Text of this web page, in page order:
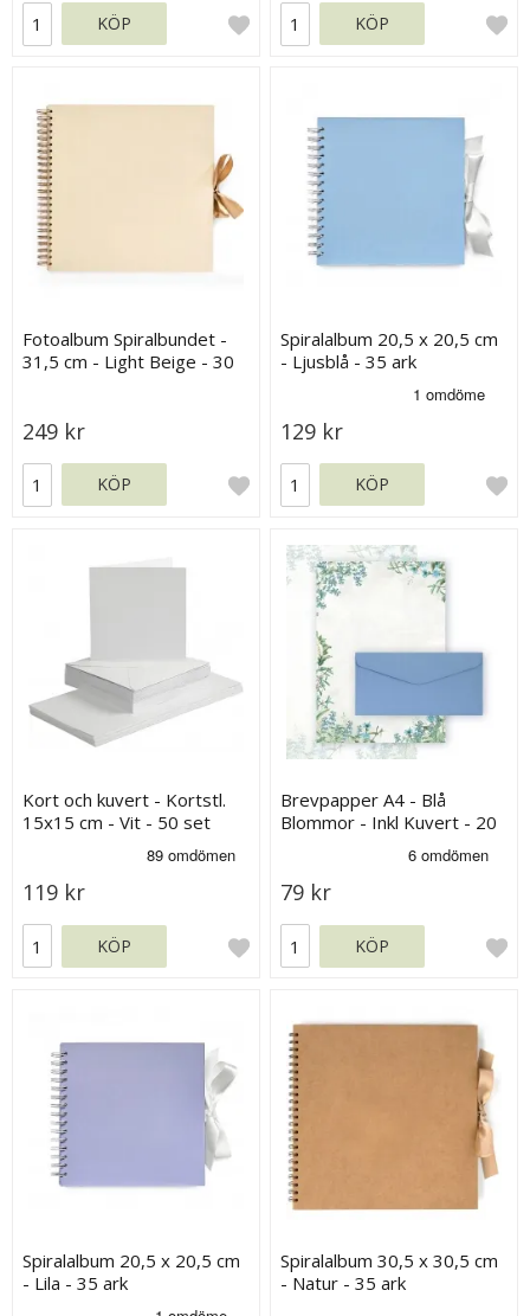
KÖP KÖP
Fotoalbum Spiralbundet -
31,5 cm - Light Beige - 30
249 kr
KÖP
Spiralalbum 20,5 x 20,5 cm
- Ljusblå - 35 ark
129 kr
KÖP
Kort och kuvert - Kortstl.
15x15 cm - Vit - 50 set
119 kr
KÖP
Brevpapper A4 - Blå
Blommor - Inkl Kuvert - 20
79 kr
KÖP
Spiralalbum 20,5 x 20,5 cm
- Lila - 35 ark
Spiralalbum 30,5 x 30,5 cm
- Natur - 35 ark